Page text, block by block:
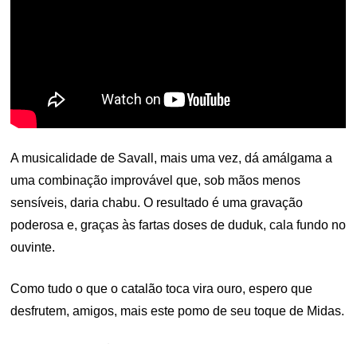
A musicalidade de Savall, mais uma vez, dá amálgama a
uma combinação improvável que, sob mãos menos
sensíveis, daria chabu. O resultado é uma gravação
poderosa e, graças às fartas doses de duduk, cala fundo no
ouvinte.
Como tudo o que o catalão toca vira ouro, espero que
desfrutem, amigos, mais este pomo de seu toque de Midas.